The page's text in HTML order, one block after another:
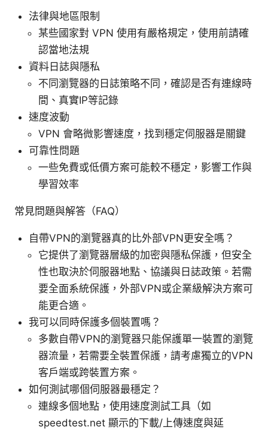
法律與地區限制
某些國家對 VPN 使用有嚴格規定，使用前請確
認當地法規
資料日誌與隱私
不同瀏覽器的日誌策略不同，確認是否有連線時
間、真實IP等記錄
速度波動
VPN 會略微影響速度，找到穩定伺服器是關鍵
可靠性問題
一些免費或低價方案可能較不穩定，影響工作與
學習效率
常見問題與解答（FAQ）
自帶VPN的瀏覽器真的比外部VPN更安全嗎？
它提供了瀏覽器層級的加密與隱私保護，但安全
性也取決於伺服器地點、協議與日誌政策。若需
要全面系統保護，外部VPN或企業級解決方案可
能更合適。
我可以同時保護多個裝置嗎？
多數自帶VPN的瀏覽器只能保護單一裝置的瀏覽
器流量，若需要全裝置保護，請考慮獨立的VPN
客戶端或跨裝置方案。
如何測試哪個伺服器最穩定？
連線多個地點，使用速度測試工具（如
speedtest.net 顯示的下載/上傳速度與延